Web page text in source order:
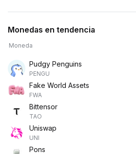
Monedas en tendencia
Moneda
Pudgy Penguins
PENGU
Fake World Assets
FWA
Bittensor
TAO
Uniswap
UNI
Pons